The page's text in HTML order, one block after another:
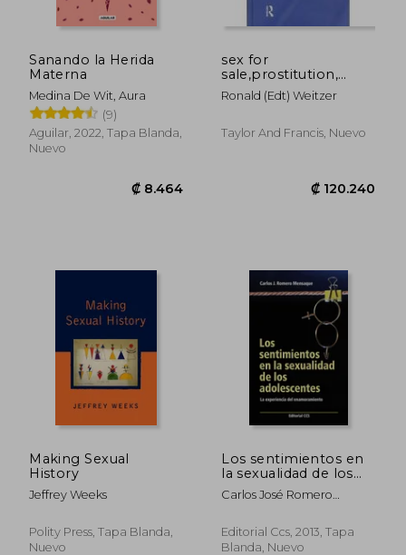
Sanando la Herida
Materna
Medina De Wit, Aura
(9)
Aguilar, 2022, Tapa Blanda,
Nuevo
sex for
sale,prostitution,
pornography, and
the sex industry
Ronald (edt) Weitzer
Taylor And Francis, Nuevo
Making Sexual
History
Jeffrey Weeks
Polity Press, Tapa Blanda,
Nuevo
Los sentimientos en
la sexualidad de los
adolescentes: La
experiencia del
(Educar)
Carlos José Romero
Editorial Ccs, 2013, Tapa
Blanda, Nuevo